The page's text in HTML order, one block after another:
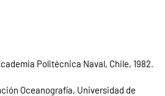
Politécnica Naval, Chile, 1982.
Oceanografía, Universidad de